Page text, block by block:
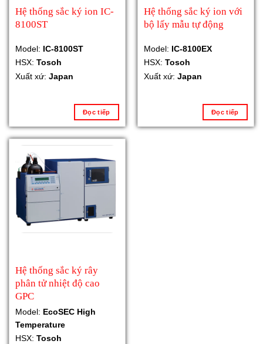
Hệ thống sắc ký ion IC-
8100ST
Model: IC-8100ST
HSX: Tosoh
Xuất xứ: Japan
Đọc tiếp
Hệ thống sắc ký ion với
bộ lấy mẫu tự động
Model: IC-8100EX
HSX: Tosoh
Xuất xứ: Japan
Đọc tiếp
Hệ thống sắc ký rây
phân tử nhiệt độ cao
GPC
Model: EcoSEC High
Temperature
HSX: Tosoh